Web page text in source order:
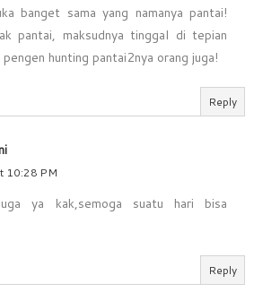
banget sama yang namanya pantai!
pantai, maksudnya tinggal di tepian
hunting pantai2nya orang juga!
Reply
10:28 PM
ya kak,semoga suatu hari bisa
Reply